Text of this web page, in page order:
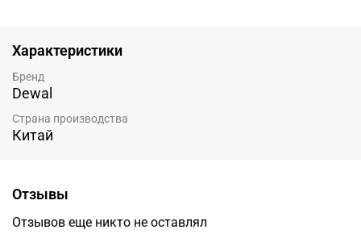
Характеристики
Бренд
Dewal
Страна производства
Китай
Отзывы
Отзывов еще никто не оставлял